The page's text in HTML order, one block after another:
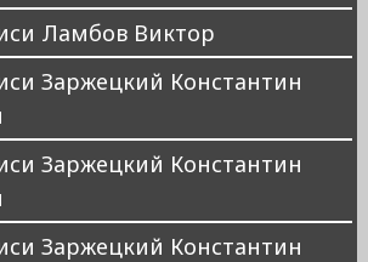
Ламбов Виктор
Заржецкий Константин
Заржецкий Константин
Заржецкий Константин